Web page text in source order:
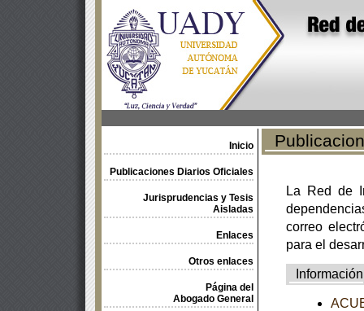
Inicio
Publicaciones Diarios Oficiales
Jurisprudencias y Tesis
Aisladas
Enlaces
Otros enlaces
Página del
Abogado General
La Red de
correo
para el
Información